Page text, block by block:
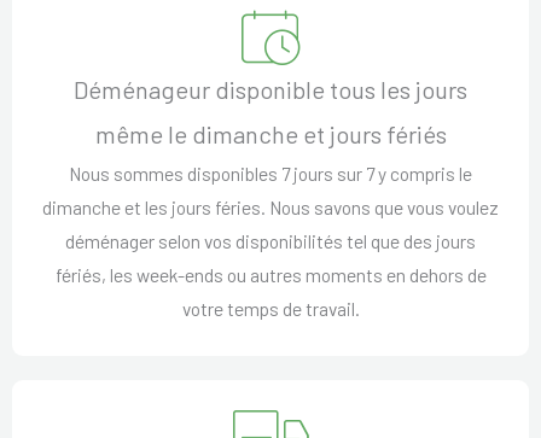
Déménageur disponible tous les jours
même le dimanche et jours fériés
Nous sommes disponibles 7 jours sur 7 y compris le
dimanche et les jours féries. Nous savons que vous voulez
déménager selon vos disponibilités tel que des jours
fériés, les week-ends ou autres moments en dehors de
votre temps de travail.